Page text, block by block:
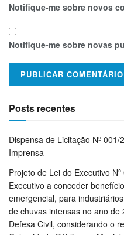
Notifique-me sobre novos
Notifique-me sobre novas
Posts recentes
Dispensa de Licitação Nº
Imprensa
Projeto de Lei do Executivo
Executivo a conceder
emergencial, para
de chuvas intensas no ano
Defesa Civil, considerando o